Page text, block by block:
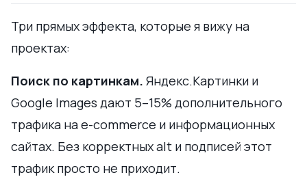
Три прямых эффекта, которые я вижу на
проектах:
Поиск по картинкам. Яндекс.Картинки и
Google Images дают 5–15% дополнительного
трафика на e-commerce и информационных
сайтах. Без корректных alt и подписей этот
трафик просто не приходит.